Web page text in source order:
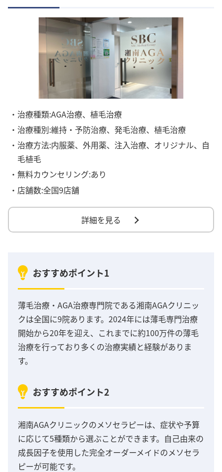
・治療種類:AGA治療、植毛治療
・治療種別:維持・予防治療、発毛治療、植毛治療
・治療方法:内服薬、外用薬、注入治療、オリジナル、自
毛植毛
・無料カウンセリング:あり
・店舗数:全国9店舗
詳細を見る
おすすめポイント1
薄毛治療・AGA治療専門院である湘南AGAクリニッ
クは全国に9院あります。2024年には薄毛専門治療
開始から20年を迎え、これまでに約100万件の薄毛
治療を行っており多くの治療実績と経験がありま
す。
おすすめポイント2
湘南AGAクリニックのメソセラピーは、症状や予算
に応じて5種類から選ぶことができます。自己由来の
成長因子を使用した完全オーダーメイドのメソセラ
ピーが可能です。